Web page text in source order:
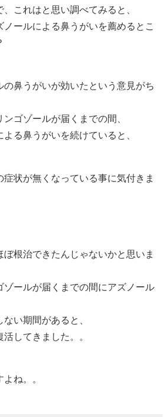
これはと思い調べてみると、
ールによる鼻うがいを薦めるとこ
の鼻うがいが効いたという意見がち
ゴゾールが届くまでの間、
る鼻うがいを続けていると、
状が無くなっている事に気付きま
ぼ根治できたんじゃないかと思いま
ゾールが届くまでの間にアズノール
い期間があると、
してきました。。
ね。。